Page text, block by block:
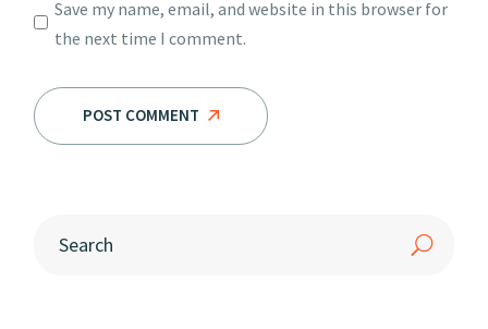
Save my name, email, and website in this browser for
the next time I comment.
POST COMMENT